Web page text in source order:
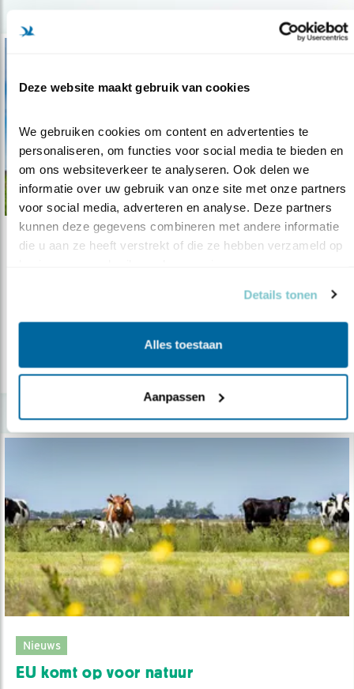
Deze website maakt gebruik van cookies
We gebruiken cookies om content en advertenties te
personaliseren, om functies voor social media te bieden en
om ons websiteverkeer te analyseren. Ook delen we
informatie over uw gebruik van onze site met onze partners
voor social media, adverteren en analyse. Deze partners
kunnen deze gegevens combineren met andere informatie
die u aan ze heeft verstrekt of die ze hebben verzameld op
Details tonen
Alles toestaan
Aanpassen
Nieuws
Vandaag spraken het ministerie van
Economische Zaken, afgevaardigden van de..
lees meer
Nieuws
EU komt op voor natuur